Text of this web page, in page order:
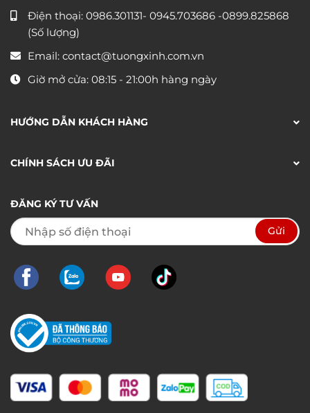
Điện thoại: 0986.301131- 0945.703686 -0899.825868
(Số lượng)
Email: contact@tuongxinh.com.vn
Giờ mở cửa: 08:15 - 21:00h hàng ngày
HƯỚNG DẪN KHÁCH HÀNG
CHÍNH SÁCH ƯU ĐÃI
ĐĂNG KÝ TƯ VẤN